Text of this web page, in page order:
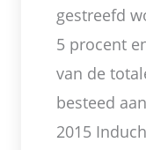
gestreefd
5 procent
van de
besteed
2015